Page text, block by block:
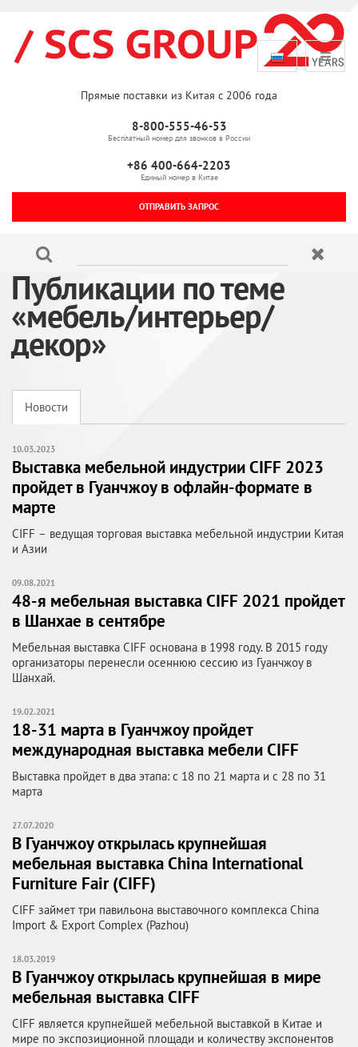
Прямые поставки из Китая с 2006 года
8-800-555-46-53
Бесплатный номер для звонков в России
+86 400-664-2203
Единый номер в Китае
ОТПРАВИТЬ ЗАПРОС
Публикации по теме
«мебель/интерьер/
декор»
Новости
10.03.2023
Выставка мебельной индустрии CIFF 2023
пройдет в Гуанчжоу в офлайн-формате в
марте
CIFF – ведущая торговая выставка мебельной индустрии Китая
и Азии
09.08.2021
48-я мебельная выставка CIFF 2021 пройдет
в Шанхае в сентябре
Мебельная выставка CIFF основана в 1998 году. В 2015 году
организаторы перенесли осеннюю сессию из Гуанчжоу в
Шанхай.
19.02.2021
18-31 марта в Гуанчжоу пройдет
международная выставка мебели CIFF
Выставка пройдет в два этапа: с 18 по 21 марта и с 28 по 31
марта
27.07.2020
В Гуанчжоу открылась крупнейшая
мебельная выставка China International
Furniture Fair (CIFF)
CIFF займет три павильона выставочного комплекса China
Import & Export Complex (Pazhou)
18.03.2019
В Гуанчжоу открылась крупнейшая в мире
мебельная выставка CIFF
CIFF является крупнейшей мебельной выставкой в Китае и
мире по экспозиционной площади и количеству экспонентов